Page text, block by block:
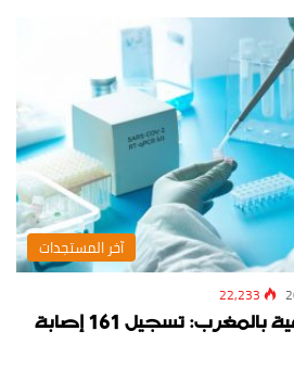
‏آخر المستجدات
22,233
نشرة كوفيد الأسبوعية بالمغرب: تسجيل 161 إصابة